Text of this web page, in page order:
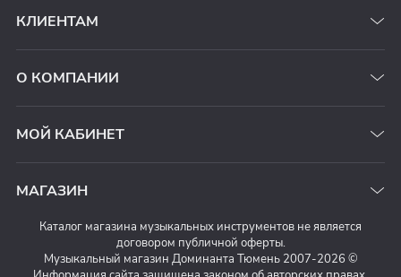
КЛИЕНТАМ
О КОМПАНИИ
МОЙ КАБИНЕТ
МАГАЗИН
Каталог магазина музыкальных инструментов не является
договором публичной оферты.
Музыкальный магазин Доминанта Тюмень 2007-2026 ©